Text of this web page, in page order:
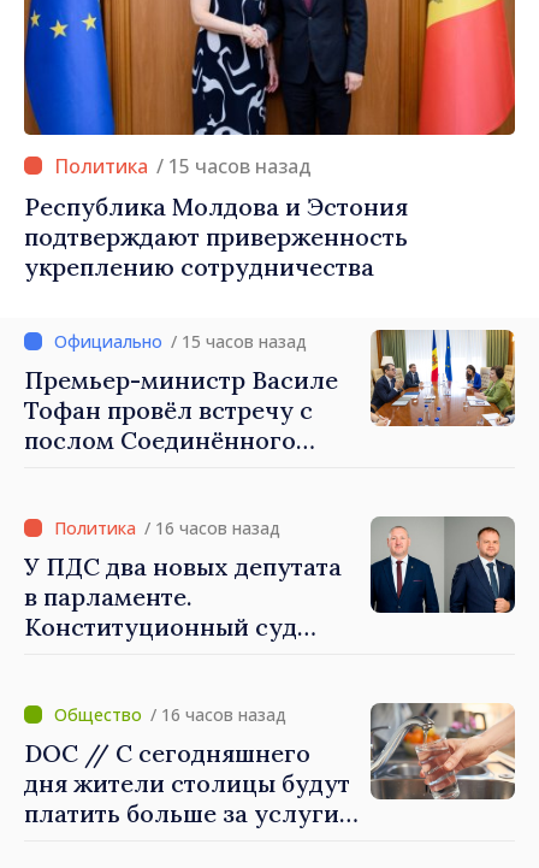
/ 15 часов назад
Республика Молдова и Эстония
подтверждают приверженность
укреплению сотрудничества
/ 15 часов назад
Премьер-министр Василе
Тофан провёл встречу с
послом Соединённого
Северной Ирландии Ферн
Хорин
/ 16 часов назад
У ПДС два новых депутата
в парламенте.
Конституционный суд
/ 16 часов назад
DOC // С сегодняшнего
дня жители столицы будут
платить больше за услуги